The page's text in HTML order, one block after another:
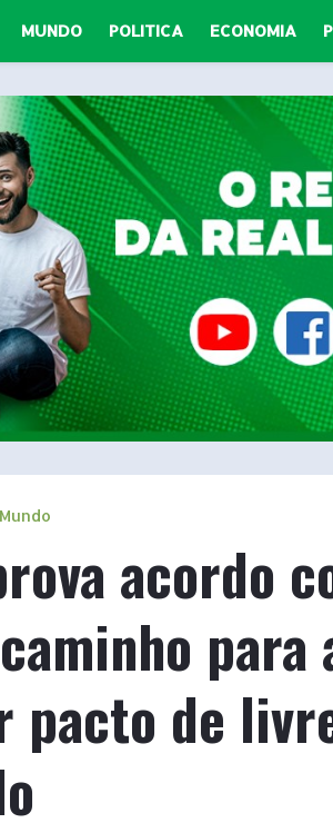
MUNDO POLITICA ECONOMIA
Mundo
acordo
para
pacto de